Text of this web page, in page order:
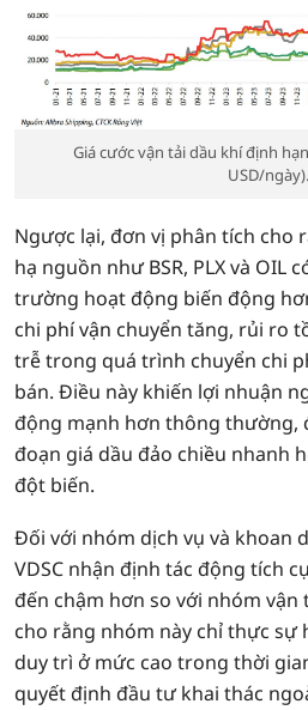
Giá cước vận tải dầu khí định
USD/ngày).
Ngược lại, đơn vị phân tích cho
hạ nguồn như BSR, PLX và OIL
trường hoạt động biến động
chi phí vận chuyển tăng, rủi ro
trễ trong quá trình chuyển chi
bán. Điều này khiến lợi nhuận
động mạnh hơn thông thường,
đoạn giá dầu đảo chiều nhanh
đột biến.
Đối với nhóm dịch vụ và khoan
VDSC nhận định tác động tích
đến chậm hơn so với nhóm vận
cho rằng nhóm này chỉ thực sự
duy trì ở mức cao trong thời
quyết định đầu tư khai thác